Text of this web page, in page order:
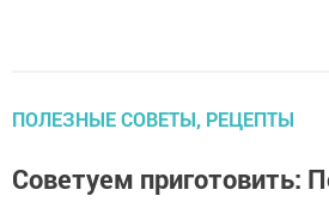
ПОЛЕЗНЫЕ СОВЕТЫ, РЕЦЕПТЫ
Советуем приготовить: